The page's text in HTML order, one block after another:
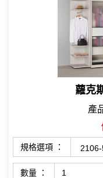
蘿克
產
規格選項 ：
數量 ：